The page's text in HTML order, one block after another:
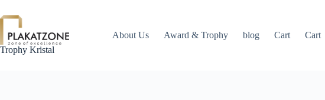
to
content
Trophy Kristal
About Us Award & Trophy blog Cart Cart